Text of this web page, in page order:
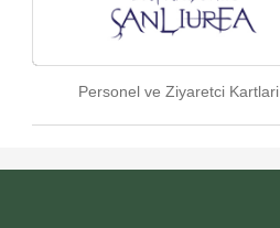
Personel ve Ziyaretci Kartlari